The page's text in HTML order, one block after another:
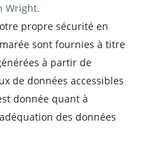
Wright.
propre sécurité en
sont fournies à titre
à partir de
de données accessibles
donnée quant à
des données